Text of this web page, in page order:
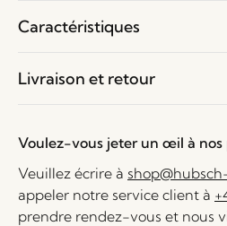
Caractéristiques
Livraison et retour
Voulez-vous jeter un œil à nos
Veuillez écrire à
appeler notre service client à
prendre rendez-vous et nous